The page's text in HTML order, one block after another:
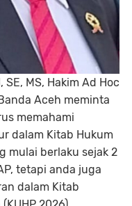
MS, Hakim Ad Hoc
Aceh meminta
memahami
dalam Kitab Hukum
mulai berlaku sejak 2
tetapi anda juga
dalam Kitab